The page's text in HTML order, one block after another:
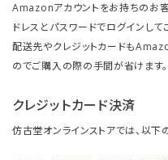
Amazonアカウントをお持ちのお
ドレスとパスワードでログインして
配送先やクレジットカードも
のでご購入の際の手間が省けます。
クレジットカード決済
仿古堂オンラインストアでは、以下